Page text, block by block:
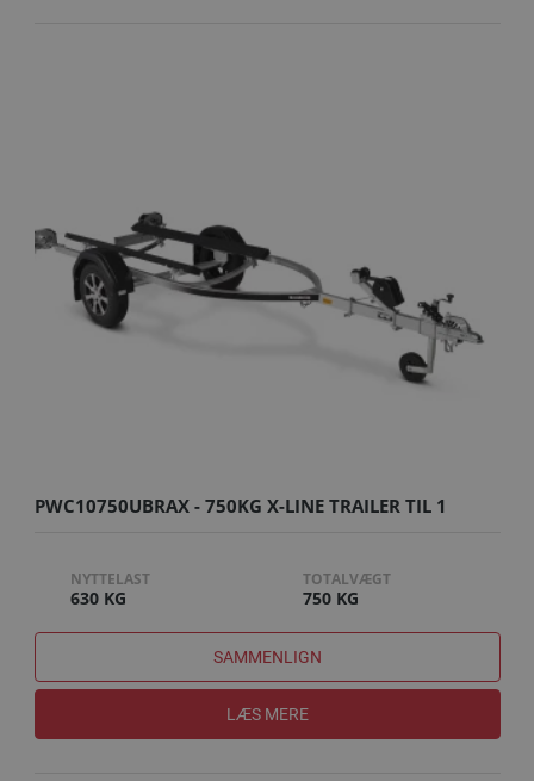
PWC10750UBRAX - 750KG X-LINE TRAILER TIL 1
NYTTELAST
630 KG
TOTALVÆGT
750 KG
SAMMENLIGN
LÆS MERE